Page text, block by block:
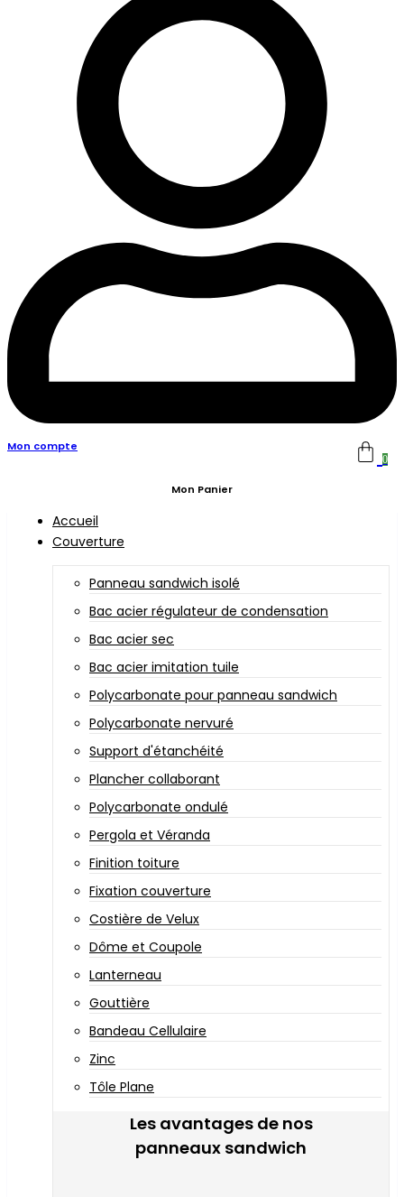
Mon compte
0
Mon Panier
Accueil
Couverture
Panneau sandwich isolé
Bac acier régulateur de condensation
Bac acier sec
Bac acier imitation tuile
Polycarbonate pour panneau sandwich
Polycarbonate nervuré
Support d'étanchéité
Plancher collaborant
Polycarbonate ondulé
Pergola et Véranda
Finition toiture
Fixation couverture
Costière de Velux
Dôme et Coupole
Lanterneau
Gouttière
Bandeau Cellulaire
Zinc
Tôle Plane
Les avantages de nos
panneaux sandwich